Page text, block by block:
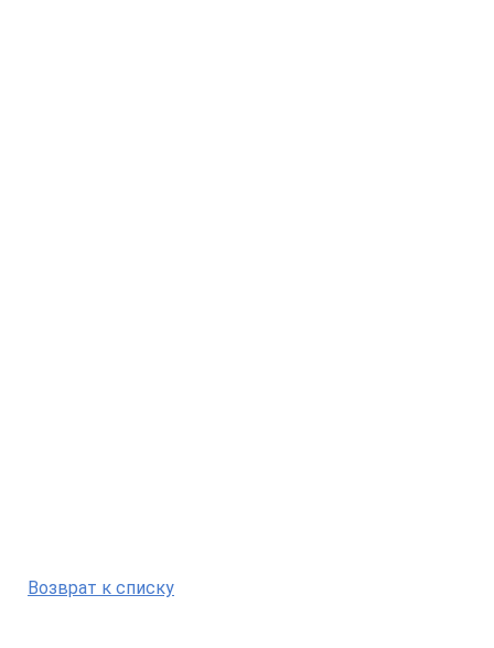
Возврат к списку